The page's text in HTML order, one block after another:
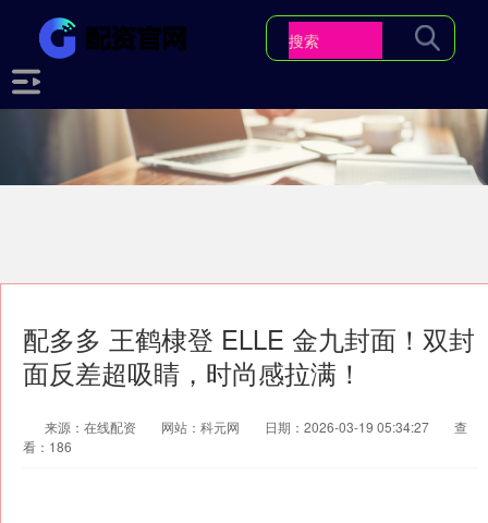
配多多 王鹤棣登 ELLE 金九封面！双封
面反差超吸睛，时尚感拉满！
来源：在线配资 网站：科元网 日期：2026-03-19 05:34:27
查
看：186